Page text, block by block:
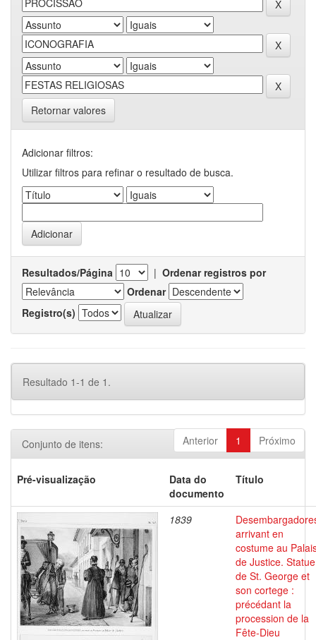
Retornar valores
Adicionar filtros:
Utilizar filtros para refinar o resultado de busca.
Resultados/Página | Ordenar registros por
Ordenar
Registro(s)
Resultado 1-1 de 1.
Anterior 1 Próximo
Conjunto de itens:
Pré-visualização
Data do
documento
Título
1839
arrivant en
costume au
de Justice. Statue
de St. George et
son cortege :
précédant la
procession de la
Fête-Dieu